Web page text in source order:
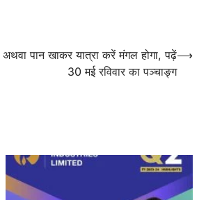
अथवा पान खाकर यात्रा करें मंगल होगा, पढ़ें
30 मई रविवार का पञ्चाङ्ग
⟶